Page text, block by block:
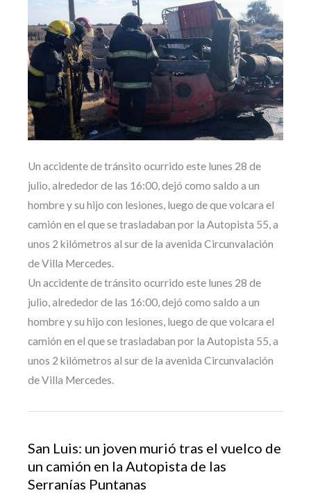
Un accidente de tránsito ocurrido este lunes 28 de
julio, alrededor de las 16:00, dejó como saldo a un
hombre y su hijo con lesiones, luego de que volcara el
camión en el que se trasladaban por la Autopista 55, a
unos 2 kilómetros al sur de la avenida Circunvalación
de Villa Mercedes.
Un accidente de tránsito ocurrido este lunes 28 de
julio, alrededor de las 16:00, dejó como saldo a un
hombre y su hijo con lesiones, luego de que volcara el
camión en el que se trasladaban por la Autopista 55, a
unos 2 kilómetros al sur de la avenida Circunvalación
de Villa Mercedes.
San Luis: un joven murió tras el vuelco de
un camión en la Autopista de las
Serranías Puntanas